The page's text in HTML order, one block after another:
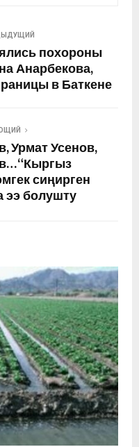
похороны
Анарбекова,
в Баткене
Урмат Усенов,
“Кыргыз
сиңирген
ээ болушту